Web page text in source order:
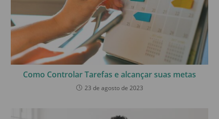
Como Controlar Tarefas e alcançar suas metas
23 de agosto de 2023